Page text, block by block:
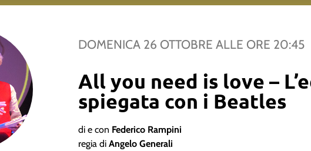
DOMENICA 26 OTTOBRE ALLE ORE 20:45
All you need is love –
spiegata con i Beatles
di e con Federico Rampini
regia diAngelo Generali